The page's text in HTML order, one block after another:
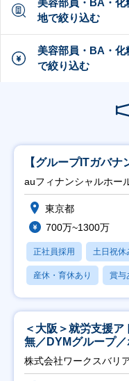
地で絞り込む
美容部員・BA・化
で絞り込む
【グループITガバナ
auフィナンシャルホー
東京都
700万~1300万
正社員採用 土日祝休
産休・育休あり 賞与
＜大阪＞就労支援
無／DYMグループ
日祝】
株式会社ワークスバリ